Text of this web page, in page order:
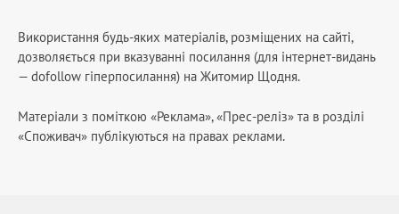
Використання будь-яких матеріалів, розміщених на сайті,
дозволяється при вказуванні посилання (для інтернет-видань
— dofollow гіперпосилання) на Житомир Щодня.
Матеріали з поміткою «Реклама», «Прес-реліз» та в розділі
«Споживач» публікуються на правах реклами.